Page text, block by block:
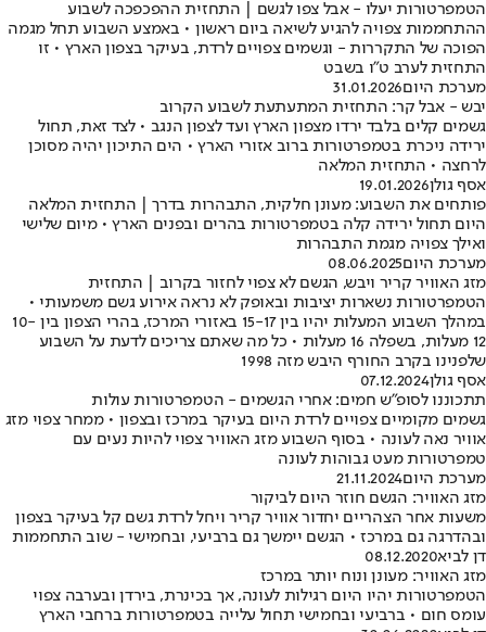
הטמפרטורות יעלו - אבל צפו לגשם | התחזית ההפכפכה לשבוע
ההתחממות צפויה להגיע לשיאה ביום ראשון • באמצע השבוע תחל מגמה
הפוכה של התקררות - וגשמים צפויים לרדת, בעיקר בצפון הארץ • זו
התחזית לערב ט"ו בשבט
מערכת היום31.01.2026
יבש - אבל קר: התחזית המתעתעת לשבוע הקרוב
גשמים קלים בלבד ירדו מצפון הארץ ועד לצפון הנגב • לצד זאת, תחול
ירידה ניכרת בטמפרטורות ברוב אזורי הארץ • הים התיכון יהיה מסוכן
לרחצה • התחזית המלאה
אסף גולן19.01.2026
פותחים את השבוע: מעונן חלקית, התבהרות בדרך | התחזית המלאה
היום תחול ירידה קלה בטמפרטורות בהרים ובפנים הארץ • מיום שלישי
ואילך צפויה מגמת התבהרות
מערכת היום08.06.2025
מזג האוויר קריר ויבש, הגשם לא צפוי לחזור בקרוב | התחזית
הטמפרטורות נשארות יציבות ובאופק לא נראה אירוע גשם משמעותי •
במהלך השבוע המעלות יהיו בין 15-17 באזורי המרכז, בהרי הצפון בין 10-
12 מעלות, בשפלה 16 מעלות • כל מה שאתם צריכים לדעת על השבוע
שלפנינו בקרב החורף היבש מזה 1998
אסף גולן07.12.2024
תתכוננו לסופ"ש חמים: אחרי הגשמים - הטמפרטורות עולות
גשמים מקומיים צפויים לרדת היום בעיקר במרכז ובצפון • ממחר צפוי מזג
אוויר נאה לעונה • בסוף השבוע מזג האוויר צפוי להיות נעים עם
טמפרטורות מעט גבוהות לעונה
מערכת היום21.11.2024
מזג האוויר: הגשם חוזר היום לביקור
משעות אחר הצהריים יחדור אוויר קריר ויחל לרדת גשם קל בעיקר בצפון
ובהדרגה גם במרכז • הגשם יימשך גם ברביעי, ובחמישי - שוב התחממות
דן לביא08.12.2020
מזג האוויר: מעונן ונוח יותר במרכז
הטמפרטורות יהיו היום רגילות לעונה, אך בכינרת, בירדן ובערבה צפוי
עומס חום • ברביעי ובחמישי תחול עלייה בטמפרטורות ברחבי הארץ